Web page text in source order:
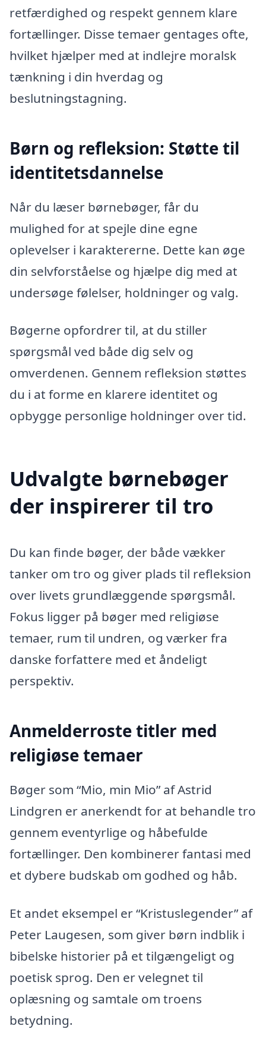
retfærdighed og respekt gennem klare
fortællinger. Disse temaer gentages ofte,
hvilket hjælper med at indlejre moralsk
tænkning i din hverdag og
beslutningstagning.
Børn og refleksion: Støtte til
identitetsdannelse
Når du læser børnebøger, får du
mulighed for at spejle dine egne
oplevelser i karaktererne. Dette kan øge
din selvforståelse og hjælpe dig med at
undersøge følelser, holdninger og valg.
Bøgerne opfordrer til, at du stiller
spørgsmål ved både dig selv og
omverdenen. Gennem refleksion støttes
du i at forme en klarere identitet og
opbygge personlige holdninger over tid.
Udvalgte børnebøger
der inspirerer til tro
Du kan finde bøger, der både vækker
tanker om tro og giver plads til refleksion
over livets grundlæggende spørgsmål.
Fokus ligger på bøger med religiøse
temaer, rum til undren, og værker fra
danske forfattere med et åndeligt
perspektiv.
Anmelderroste titler med
religiøse temaer
Bøger som “Mio, min Mio” af Astrid
Lindgren er anerkendt for at behandle tro
gennem eventyrlige og håbefulde
fortællinger. Den kombinerer fantasi med
et dybere budskab om godhed og håb.
Et andet eksempel er “Kristuslegender” af
Peter Laugesen, som giver børn indblik i
bibelske historier på et tilgængeligt og
poetisk sprog. Den er velegnet til
oplæsning og samtale om troens
betydning.